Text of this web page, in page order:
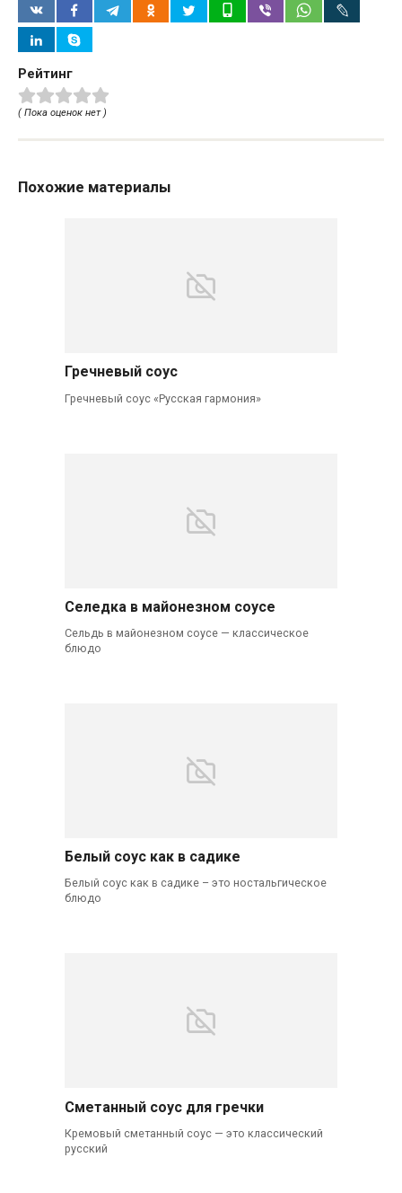
Рейтинг
( Пока оценок нет )
Похожие материалы
Гречневый соус
Гречневый соус «Русская гармония»
Селедка в майонезном соусе
Сельдь в майонезном соусе — классическое
блюдо
Белый соус как в садике
Белый соус как в садике – это ностальгическое
блюдо
Сметанный соус для гречки
Кремовый сметанный соус — это классический
русский